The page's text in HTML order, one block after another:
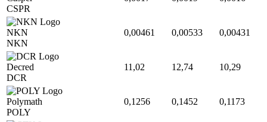
CSPR
NKN
NKN
0,00461 0,00533 0,00431
Decred
DCR
11,02 12,74 10,29
Polymath
POLY
0,1256 0,1452 0,1173